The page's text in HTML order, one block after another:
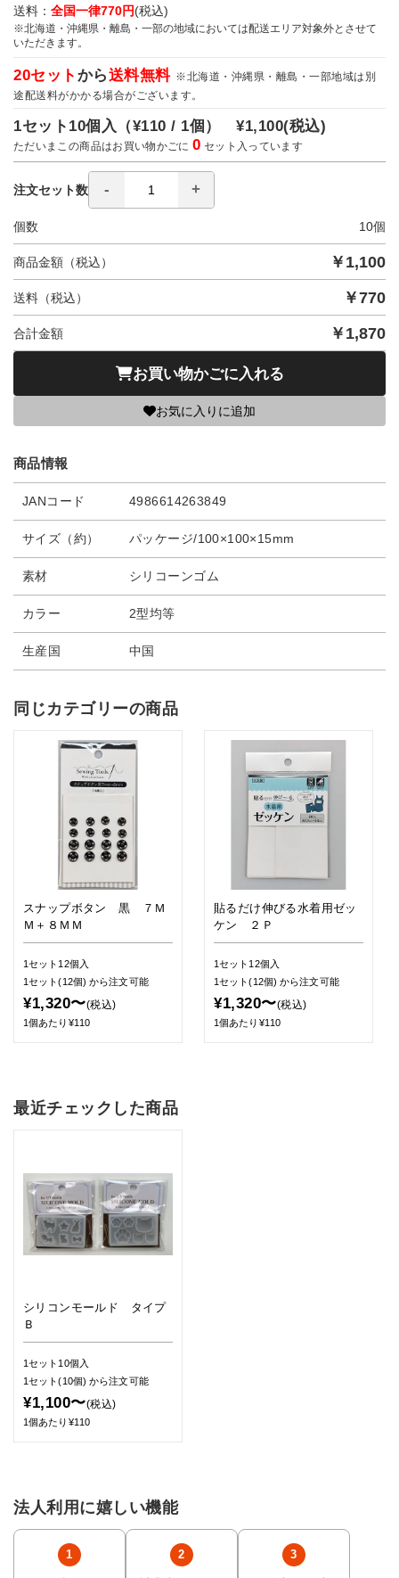
送料： 全国一律770円(税込)
※北海道・沖縄県・離島・一部の地域においては配送エリア対象外とさせて
いただきます。
20セット から送料無料 ※北海道・沖縄県・離島・一部地域は別
途配送料がかかる場合がございます。
1セット10個入（¥110 / 1個）¥1,100(税込)
ただいまこの商品はお買い物かごに0 セット入っています
注文セット数
個数 10個
商品金額（税込） ￥ 1,100
送料（税込） ￥770
合計金額 ￥ 1,870
お買い物かごに入れる
お気に入りに追加
商品情報
JANコード 4986614263849
サイズ（約） パッケージ/100×100×15mm
素材 シリコーンゴム
カラー 2型均等
生産国 中国
同じカテゴリーの商品
スナップボタン 黒 ７Ｍ
Ｍ＋８ＭＭ
1セット12個入
1セット(12個)から注文可能
¥1,320〜(税込)
1個あたり¥110
貼るだけ伸びる水着用ゼッ
ケン ２Ｐ
1セット12個入
1セット(12個)から注文可能
¥1,320〜(税込)
1個あたり¥110
最近チェックした商品
シリコンモールド タイプ
Ｂ
1セット10個入
1セット(10個)から注文可能
¥1,100〜(税込)
1個あたり¥110
法人利用に嬉しい機能